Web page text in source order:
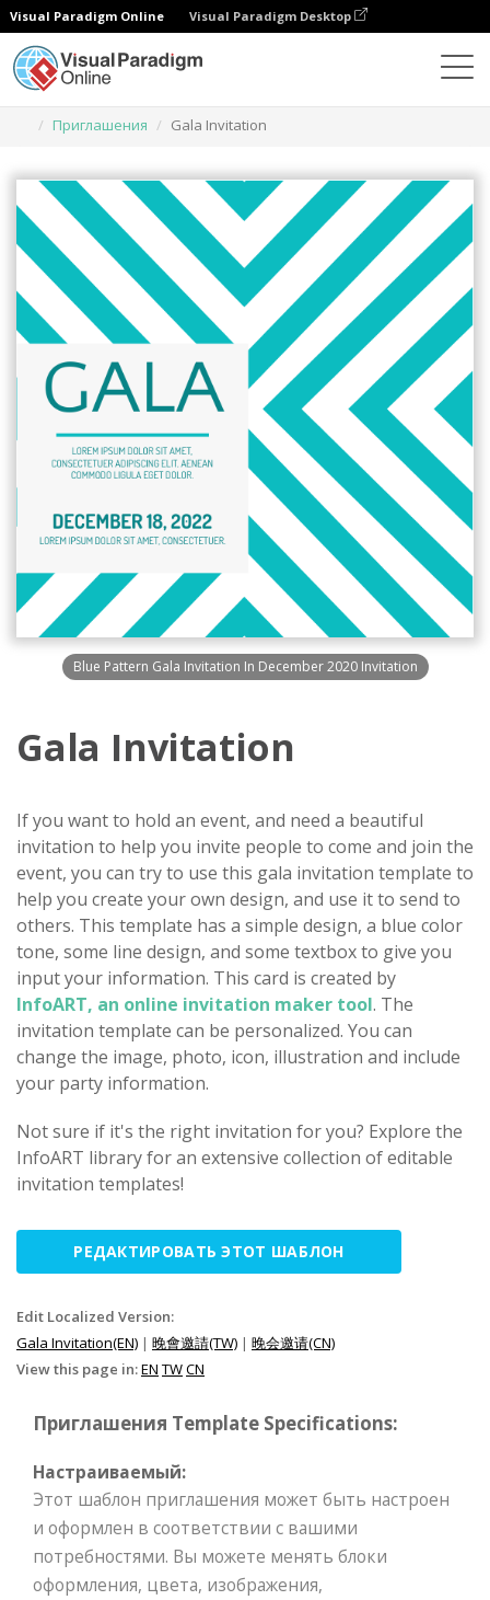
Visual Paradigm Online Visual Paradigm Desktop
Приглашения
Gala Invitation
Blue Pattern Gala Invitation In December 2020 Invitation
Gala Invitation
If you want to hold an event, and need a beautiful
invitation to help you invite people to come and join the
event, you can try to use this gala invitation template to
help you create your own design, and use it to send to
others. This template has a simple design, a blue color
tone, some line design, and some textbox to give you
input your information. This card is created by
InfoART, an online invitation maker tool. The
invitation template can be personalized. You can
change the image, photo, icon, illustration and include
your party information.
Not sure if it's the right invitation for you? Explore the
InfoART library for an extensive collection of editable
invitation templates!
РЕДАКТИРОВАТЬ ЭТОТ ШАБЛОН
Edit Localized Version:
Gala Invitation(EN) | 晚會邀請(TW) | 晚会邀请(CN)
View this page in:EN TWCN
Приглашения Template Specifications:
Настраиваемый:
Этот шаблон приглашения может быть настроен
и оформлен в соответствии с вашими
потребностями. Вы можете менять блоки
оформления, цвета, изображения,